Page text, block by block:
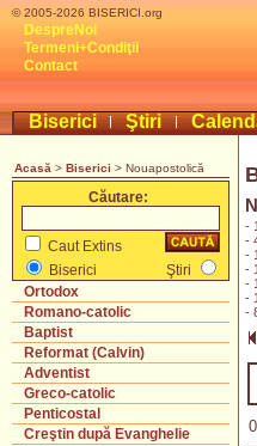
© 2005-2026 BISERICI.org
DespreNoi
Termeni+Condiţii
Contact
Biserici Ştiri
Acasă > Biserici > Nouapostolică
Căutare:
Caut Extins
Biserici
Ştiri
Ortodox
Romano-catolic
Baptist
Reformat (Calvin)
Adventist
Greco-catolic
Penticostal
Creştin după Evanghelie
-
-
-
-
-
-
-